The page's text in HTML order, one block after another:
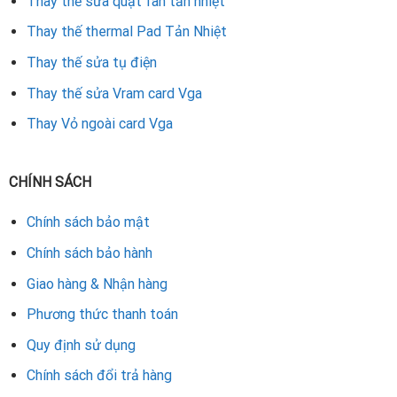
Thay thế thermal Pad Tản Nhiệt
Thay thế sửa tụ điện
Thay thế sửa Vram card Vga
Thay Vỏ ngoài card Vga
CHÍNH SÁCH
Chính sách bảo mật
Chính sách bảo hành
Giao hàng & Nhận hàng
Phương thức thanh toán
Quy định sử dụng
Chính sách đổi trả hàng